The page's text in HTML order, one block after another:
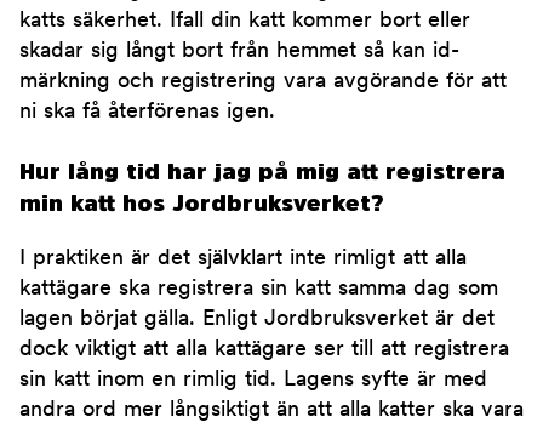
katts säkerhet. Ifall din katt kommer bort eller
skadar sig långt bort från hemmet så kan id-
märkning och registrering vara avgörande för att
ni ska få återförenas igen.
Hur lång tid har jag på mig att registrera
min katt hos Jordbruksverket?
I praktiken är det självklart inte rimligt att alla
kattägare ska registrera sin katt samma dag som
lagen börjat gälla. Enligt Jordbruksverket är det
dock viktigt att alla kattägare ser till att registrera
sin katt inom en rimlig tid. Lagens syfte är med
andra ord mer långsiktigt än att alla katter ska vara